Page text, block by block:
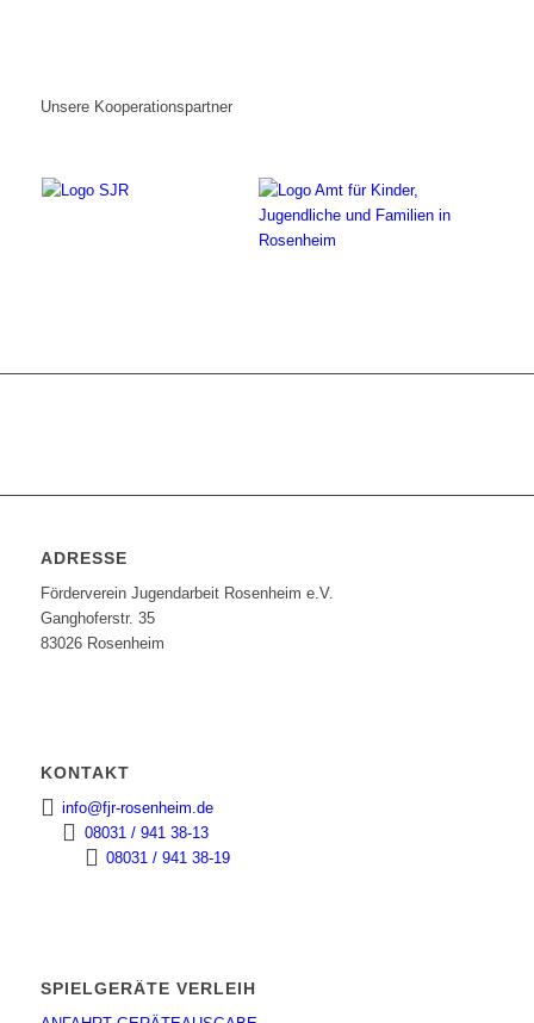
Unsere Kooperationspartner
ADRESSE
Förderverein Jugendarbeit Rosenheim e.V.
Ganghoferstr. 35
83026 Rosenheim
KONTAKT
info@fjr-rosenheim.de
08031 / 941 38-13
08031 / 941 38-19
SPIELGERÄTE VERLEIH